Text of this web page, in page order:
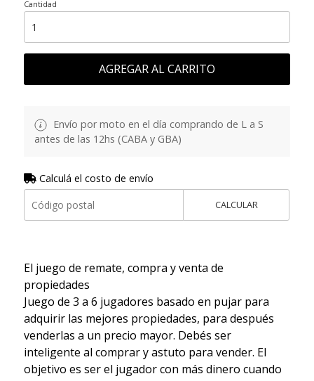
Cantidad
AGREGAR AL CARRITO
Envío por moto en el día comprando de L a S
antes de las 12hs (CABA y GBA)
Calculá el costo de envío
CALCULAR
El juego de remate, compra y venta de
propiedades
Juego de 3 a 6 jugadores basado en pujar para
adquirir las mejores propiedades, para después
venderlas a un precio mayor. Debés ser
inteligente al comprar y astuto para vender. El
objetivo es ser el jugador con más dinero cuando